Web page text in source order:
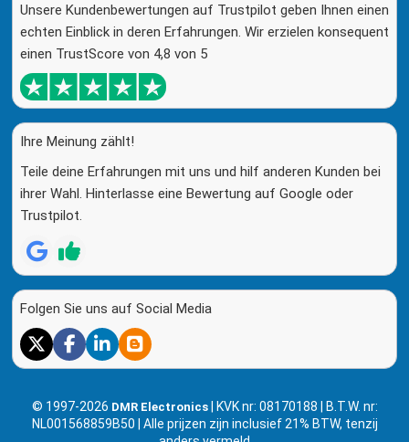
© 1997-2026 DMR Electronics
| KVK nr: 08170188 | B.T.W. nr:
NL001568859B50 | Alle prijzen zijn inclusief 21% BTW, tenzij
Unsere Kundenbewertungen auf Trustpilot geben Ihnen einen
echten Einblick in deren Erfahrungen. Wir erzielen konsequent
einen TrustScore von 4,8 von 5
Ihre Meinung zählt!
Teile deine Erfahrungen mit uns und hilf anderen Kunden bei
ihrer Wahl. Hinterlasse eine Bewertung auf Google oder
Trustpilot.
Folgen Sie uns auf Social Media